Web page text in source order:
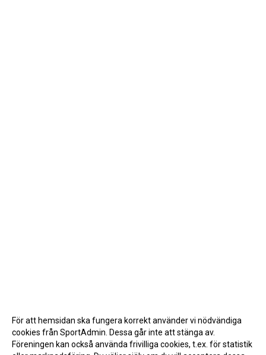
För att hemsidan ska fungera korrekt använder vi nödvändiga
cookies från SportAdmin. Dessa går inte att stänga av.
Föreningen kan också använda frivilliga cookies, t.ex. för statistik